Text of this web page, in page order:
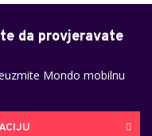
da provjeravate
Mondo mobilnu